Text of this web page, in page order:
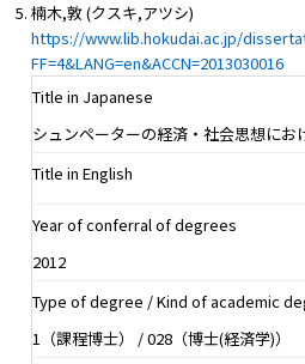
楠木,敦 (クスキ,アツシ)
https://www.lib.hokudai.ac.jp/
FF=4&LANG=en&ACCN=2013030016
Title in Japanese
シュンペーターの経済・社会思想にお
Title in English
Year of conferral of degrees
2012
Type of degree / Kind of academic
1（課程博士） / 028（博士(経済学)）